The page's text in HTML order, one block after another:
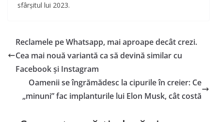
sfârșitul lui 2023.
Reclamele pe Whatsapp, mai aproape decât crezi.
Cea mai nouă variantă ca să devină similar cu
Facebook și Instagram
Oamenii se îngrămădesc la cipurile în creier: Ce
„minuni” fac implanturile lui Elon Musk, cât costă